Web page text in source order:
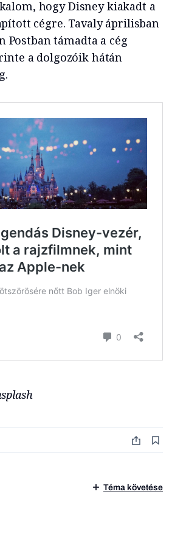
hogy Disney kiakadt a
cégre. Tavaly áprilisban
Postban támadta a cég
a dolgozóik hátán
Téma követése